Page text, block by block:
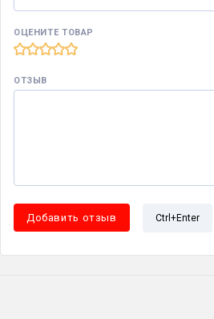
ОЦЕНИТЕ ТОВАР
ОТЗЫВ
Ctrl+Enter